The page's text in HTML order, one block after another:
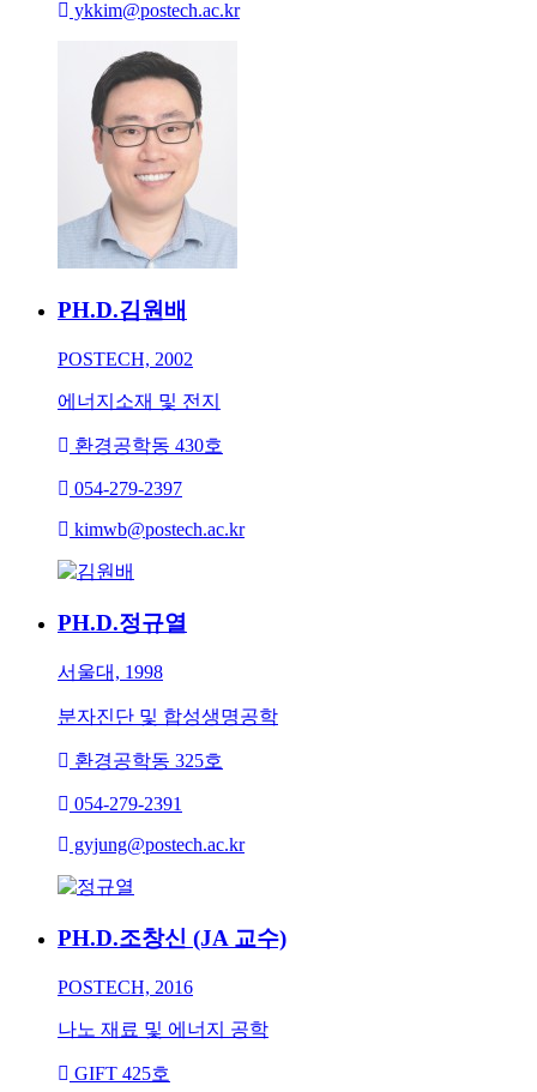
ykkim@postech.ac.kr
PH.D.김원배
POSTECH, 2002
에너지소재 및 전지
환경공학동 430호
054-279-2397
kimwb@postech.ac.kr
PH.D.정규열
서울대, 1998
분자진단 및 합성생명공학
환경공학동 325호
054-279-2391
gyjung@postech.ac.kr
PH.D.조창신 (JA 교수)
POSTECH, 2016
나노 재료 및 에너지 공학
GIFT 425호